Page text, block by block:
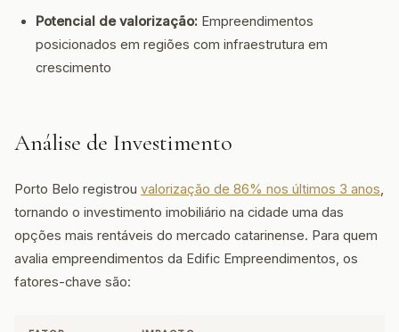
Potencial de valorização: Empreendimentos
posicionados em regiões com infraestrutura em
crescimento
Análise de Investimento
Porto Belo registrou valorização de 86% nos últimos 3 anos,
tornando o investimento imobiliário na cidade uma das
opções mais rentáveis do mercado catarinense. Para quem
avalia empreendimentos da Edific Empreendimentos, os
fatores-chave são: